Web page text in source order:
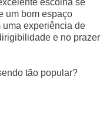
escolha se
um bom espaço
uma experiência de
e no prazer
tão popular?